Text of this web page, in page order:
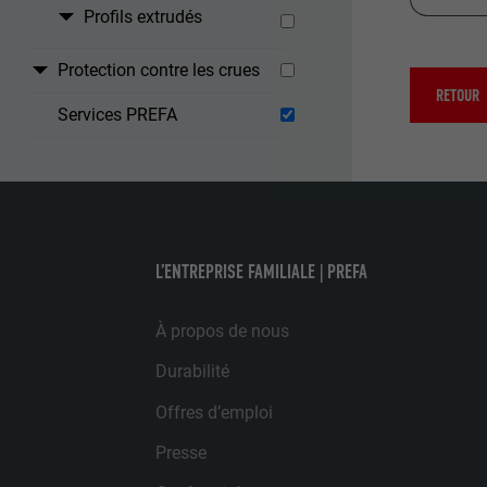
Profils extrudés
Protection contre les crues
Services PREFA
RETOUR
L’ENTREPRISE FAMILIALE | PREFA
À propos de nous
Durabilité
Offres d’emploi
Presse
STATISTIQUES
MARKETING
visiteurs à
plateformes